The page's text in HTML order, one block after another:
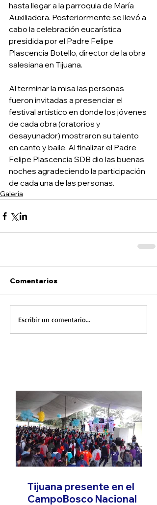
hasta llegar a la parroquia de María
Auxiliadora. Posteriormente se llevó a
cabo la celebración eucarística
presidida por el Padre Felipe
Plascencia Botello, director de la obra
salesiana en Tijuana.
Al terminar la misa las personas
fueron invitadas a presenciar el
festival artístico en donde los jóvenes
de cada obra (oratorios y
desayunador) mostraron su talento
en canto y baile. Al finalizar el Padre
Felipe Plascencia SDB dio las buenas
noches agradeciendo la participación
de cada una de las personas.
Galería
Comentarios
Escribir un comentario...
Tijuana presente en el
CampoBosco Nacional